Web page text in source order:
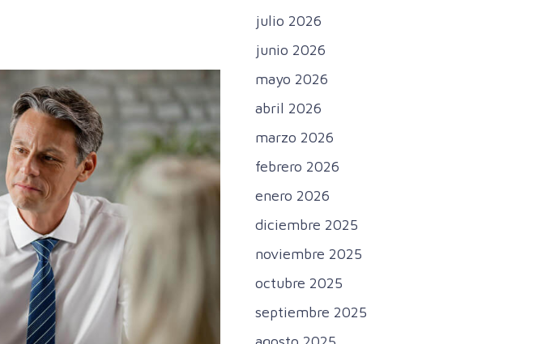
julio 2026
junio 2026
mayo 2026
abril 2026
marzo 2026
febrero 2026
enero 2026
diciembre 2025
noviembre 2025
octubre 2025
septiembre 2025